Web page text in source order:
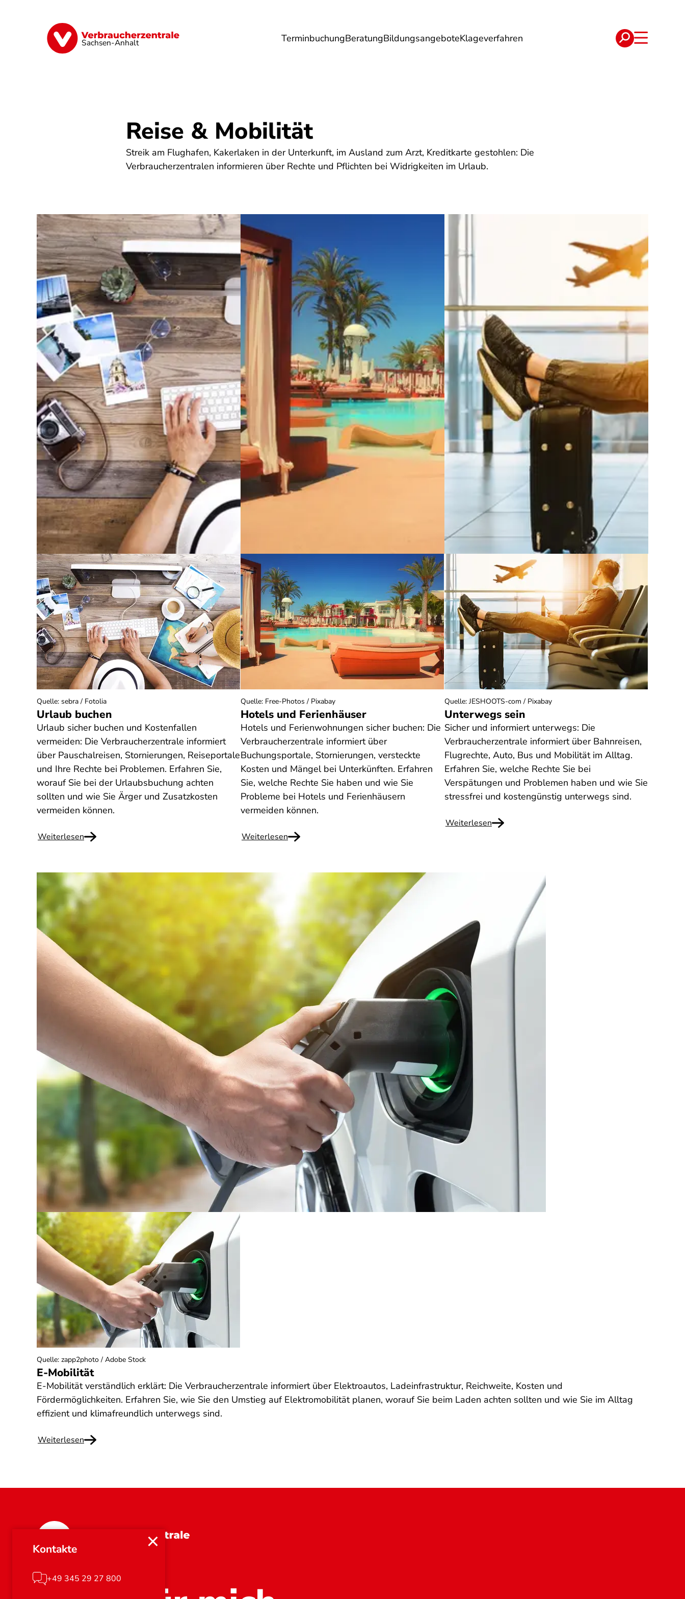
Sachsen-Anhalt TerminbuchungBeratungBildungsangeboteKlageverfahren
Finanzen Digitales Lebensmittel Gesundheit Energie Reise Verträge
Kontakte
+49 345 29 27 800
Reise & Mobilität
Streik am Flughafen, Kakerlaken in der Unterkunft, im Ausland zum Arzt, Kreditkarte gestohlen: Die
Verbraucherzentralen informieren über Rechte und Pflichten bei Widrigkeiten im Urlaub.
Urlaub buchen
Urlaub sicher buchen und Kostenfallen
vermeiden: Die Verbraucherzentrale informiert
über Pauschalreisen, Stornierungen, Reiseportale
und Ihre Rechte bei Problemen. Erfahren Sie,
worauf Sie bei der Urlaubsbuchung achten
sollten und wie Sie Ärger und Zusatzkosten
vermeiden können.
Weiterlesen
Quelle: sebra / Fotolia
Hotels und Ferienhäuser
Hotels und Ferienwohnungen sicher buchen: Die
Verbraucherzentrale informiert über
Buchungsportale, Stornierungen, versteckte
Kosten und Mängel bei Unterkünften. Erfahren
Sie, welche Rechte Sie haben und wie Sie
Probleme bei Hotels und Ferienhäusern
vermeiden können.
Weiterlesen
Quelle: Free-Photos / Pixabay
Unterwegs sein
Sicher und informiert unterwegs: Die
Verbraucherzentrale informiert über Bahnreisen,
Flugrechte, Auto, Bus und Mobilität im Alltag.
Erfahren Sie, welche Rechte Sie bei
Verspätungen und Problemen haben und wie Sie
stressfrei und kostengünstig unterwegs sind.
Weiterlesen
Quelle: JESHOOTS-com / Pixabay
E-Mobilität
E-Mobilität verständlich erklärt: Die Verbraucherzentrale informiert über Elektroautos, Ladeinfrastruktur, Reichweite, Kosten und
Fördermöglichkeiten. Erfahren Sie, wie Sie den Umstieg auf Elektromobilität planen, worauf Sie beim Laden achten sollten und wie Sie im Alltag
effizient und klimafreundlich unterwegs sind.
Weiterlesen
Quelle: zapp2photo / Adobe Stock